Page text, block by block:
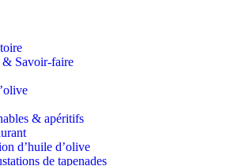
Savoir-faire
& apéritifs
d’huile d’olive
de tapenades